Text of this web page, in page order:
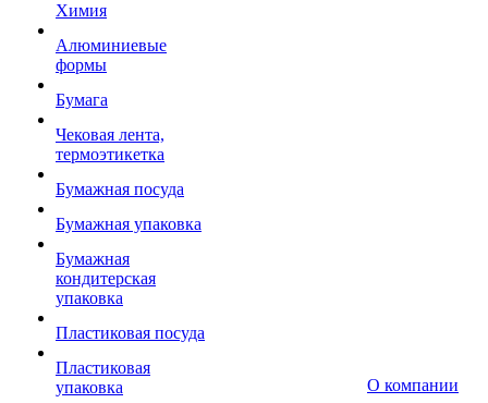
Химия
Алюминиевые
формы
Бумага
Чековая лента,
термоэтикетка
Бумажная посуда
Бумажная упаковка
Бумажная
кондитерская
упаковка
Пластиковая посуда
Пластиковая
упаковка
О компании